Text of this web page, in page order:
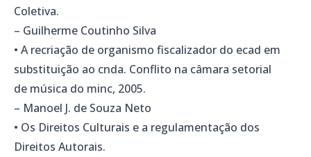
Coletiva.
– Guilherme Coutinho Silva
• A recriação de organismo fiscalizador do ecad em
substituição ao cnda. Conflito na câmara setorial
de música do minc, 2005.
– Manoel J. de Souza Neto
• Os Direitos Culturais e a regulamentação dos
Direitos Autorais.